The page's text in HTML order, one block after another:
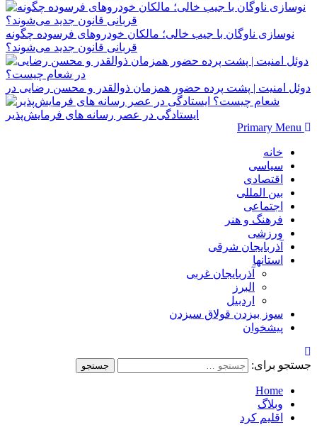
نوسازی ناوگان با جیب خالی؛ مالکان خودرو‌های فرسوده چگونه
قربانی قانون جدید می‌شوند؟
دوئل امنیت | پشت پرده حضور همزمان ذوالقدر و محسن رضایی در
شعام چیست؟
ایستادگی در عصر رسانه های فرمایش‌پذیر
Primary Menu
خانه
سیاسی
اقتصادی
بین المللی
اجتماعی
فرهنگ و هنر
ورزشی
آذربایجان شرقی
استانها
آذربایجان غربی
البرز
اردبیل
سوز بیزدن قولاق سیزدن
پیشخوان
جستجو برای:
Home
وبلاگ
اقلیم کرد